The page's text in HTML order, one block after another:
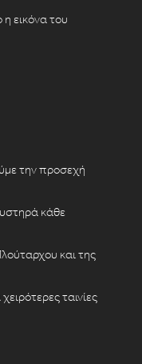
εικόνα του
την προσεχή
κάθε
και της
ταινίες